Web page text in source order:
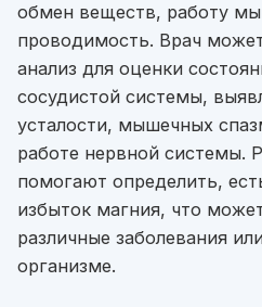
обмен веществ, работу
проводимость. Врач
анализ для оценки
сосудистой системы,
усталости, мышечных
работе нервной системы.
помогают определить,
избыток магния, что
различные заболевания
организме.